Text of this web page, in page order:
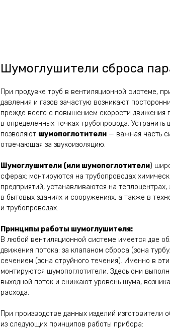
Шумоглушители сброса
При продувке труб в вентиляционной системе,
давления и газов зачастую возникают
прежде всего с повышением скорости движения
в определенных точках трубопровода.
позволяют шумопоглотители — важная часть
отвечающая за звукоизоляцию.
Шумоглушители (или шумопоглотители)
сферах: монтируются на трубопроводах
предприятий, устанавливаются на теплоцентрах,
в бытовых зданиях и сооружениях, а также в
и трубопроводах.
Принципы работы шумоглушителя:
В любой вентиляционной системе имеется две
движения потока: за клапаном сброса (зона
сечением (зона струйного течения). Именно в
монтируются шумопоглотители. Здесь они
выходной поток и снижают уровень шума,
расхода.
При производстве данных изделий изготовители
из следующих принципов работы прибора: